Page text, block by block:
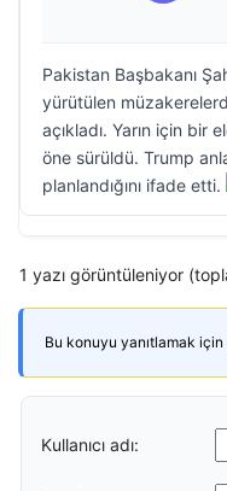
Pakistan Başbakanı
yürütülen
açıkladı. Yarın için bir
öne sürüldü. Trump
planlandığını ifade etti.
1 yazı görüntüleniyor
Bu konuyu yanıtlamak için
Kullanıcı adı: